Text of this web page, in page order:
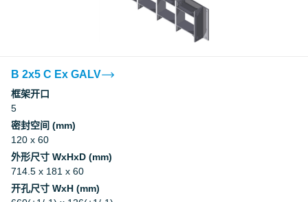
B 2x5 C Ex GALV
框架开口
5
密封空间 (mm)
120 x 60
外形尺寸 WxHxD (mm)
714.5 x 181 x 60
开孔尺寸 WxH (mm)